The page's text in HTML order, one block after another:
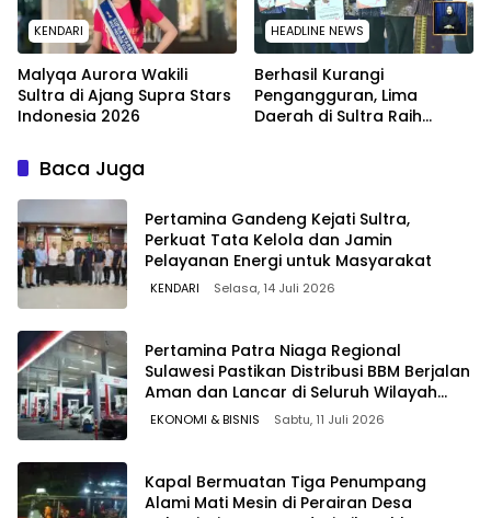
KENDARI
Malyqa Aurora Wakili
Sultra di Ajang Supra Stars
Indonesia 2026
HEADLINE NEWS
Berhasil Kurangi
Pengangguran, Lima
Daerah di Sultra Raih
Baca Juga
Pertamina Gandeng Kejati Sultra,
Perkuat Tata Kelola dan Jamin
Pelayanan Energi untuk Masyarakat
KENDARI Selasa, 14 Juli 2026
Pertamina Patra Niaga Regional
Sulawesi Pastikan Distribusi BBM Berjalan
Aman dan Lancar di Seluruh Wilayah
Sulawesi
EKONOMI & BISNIS Sabtu, 11 Juli 2026
Kapal Bermuatan Tiga Penumpang
Alami Mati Mesin di Perairan Desa